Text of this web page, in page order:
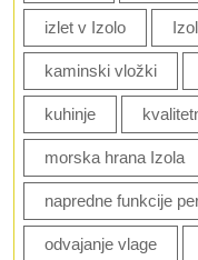
izlet v Izolo
kaminski vložki
kuhinje
morska hrana Izola
napredne funkcije
odvajanje vlage